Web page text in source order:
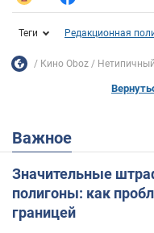
Теги Редакционная
Кино Oboz
Важное
Значительные
полигоны: как
границей